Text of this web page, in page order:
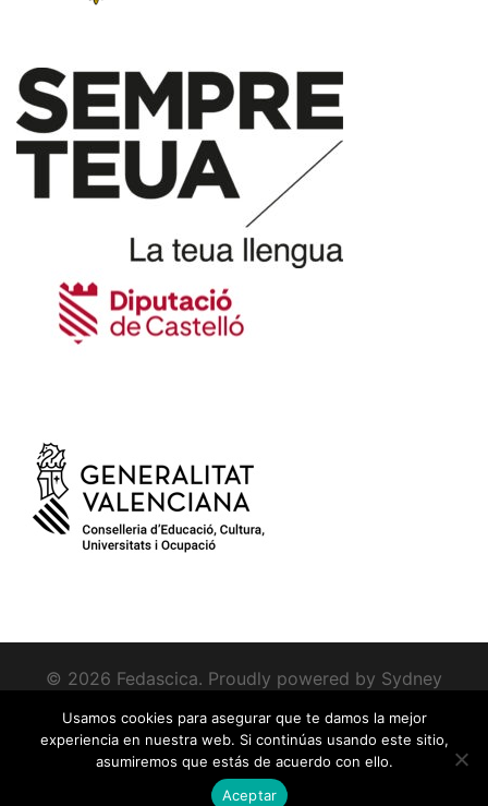
© 2026 Fedascica. Proudly powered by Sydney
Usamos cookies para asegurar que te damos la mejor
experiencia en nuestra web. Si continúas usando este sitio,
asumiremos que estás de acuerdo con ello.
Aceptar